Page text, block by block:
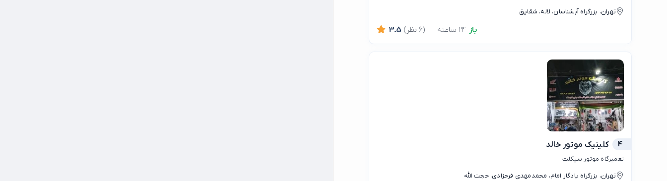
تهران، بزرگراه آبشناسان، لاله، شقایق
باز 3.5 (6 نظر)
4 کلینیک موتور خالد
تعمیرگاه موتور سیکلت
تهران، بزرگراه یادگار امام، محمدمهدی فرحزادی، حجت الله